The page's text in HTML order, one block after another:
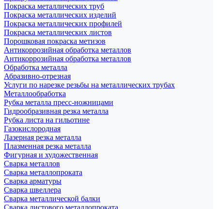
Покраска металлических труб
Покраска металлических изделий
Покраска металлических профилей
Покраска металлических листов
Порошковая покраска метизов
Антикоррозийная обработка металлов
Антикоррозийная обработка металлов
Обработка металла
Абразивно-отрезная
Услуги по нарезке резьбы на металлических трубах
Металлообработка
Рубка металла пресс-ножницами
Гидрообразивная резка металла
Рубка листа на гильотине
Газокислородная
Лазерная резка металла
Плазменная резка металла
Фигурная и художественная
Сварка металлов
Сварка металлопроката
Сварка арматуры
Сварка швеллера
Сварка металлической балки
Сварка листового металлопроката